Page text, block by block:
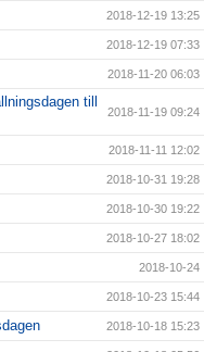
2018-12-19 13:25
2018-12-19 07:33
2018-11-20 06:03
till
2018-11-19 09:24
2018-11-11 12:02
2018-10-31 19:28
2018-10-30 19:22
2018-10-27 18:02
2018-10-24
2018-10-23 15:44
2018-10-18 15:23